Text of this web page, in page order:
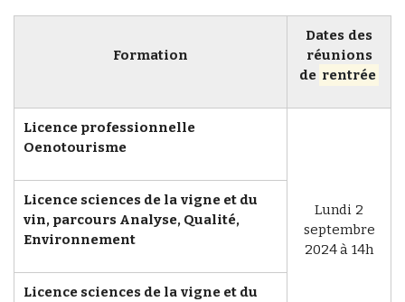
Formation
Dates des
réunions
de rentrée
Licence professionnelle
Oenotourisme
Lundi 2
septembre
2024 à 14h
Licence sciences de la vigne et du
vin, parcours Analyse, Qualité,
Environnement
Licence sciences de la vigne et du